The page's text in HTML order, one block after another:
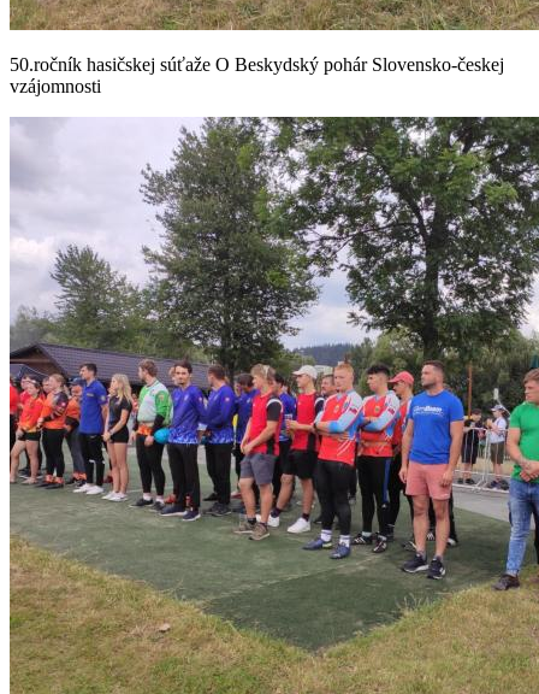
50.ročník hasičskej súťaže O Beskydský pohár Slovensko-českej
vzájomnosti